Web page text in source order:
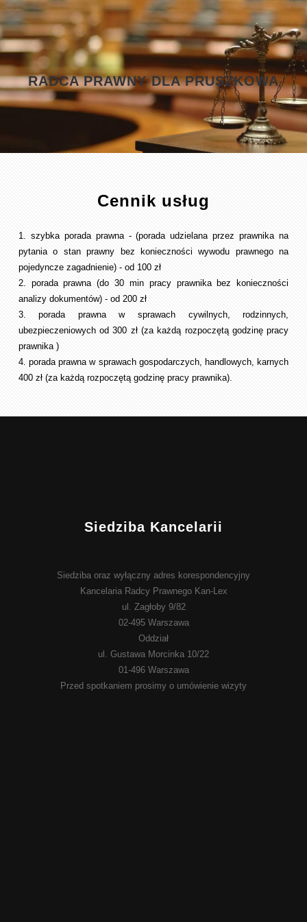
RADCA PRAWNY DLA PRUSZKOWA
Cennik usług
1. szybka porada prawna - (porada udzielana przez prawnika na
pytania o stan prawny bez konieczności wywodu prawnego na
pojedyncze zagadnienie) - od 100 zł
2. porada prawna (do 30 min pracy prawnika bez konieczności
analizy dokumentów) - od 200 zł
3. porada prawna w sprawach cywilnych, rodzinnych,
ubezpieczeniowych od 300 zł (za każdą rozpoczętą godzinę pracy
prawnika )
4. porada prawna w sprawach gospodarczych, handlowych, karnych
400 zł (za każdą rozpoczętą godzinę pracy prawnika).
Siedziba Kancelarii
Siedziba oraz wyłączny adres korespondencyjny
Kancelaria Radcy Prawnego Kan-Lex
ul. Zagłoby 9/82
02-495 Warszawa
Oddział
ul. Gustawa Morcinka 10/22
01-496 Warszawa
Przed spotkaniem prosimy o umówienie wizyty